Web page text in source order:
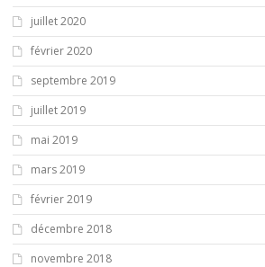
juillet 2020
février 2020
septembre 2019
juillet 2019
mai 2019
mars 2019
février 2019
décembre 2018
novembre 2018